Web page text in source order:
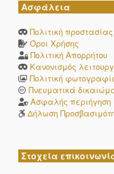
Ασφάλεια
Πολιτική
Όροι Χρήσης
Πολιτική Απορρήτου
Κανονισμός
Πολιτική
Πνευματικά
Ασφαλής περιήγηση
Δήλωση
Στοχεία